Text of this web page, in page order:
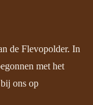
de Flevopolder. In
met het
ons op